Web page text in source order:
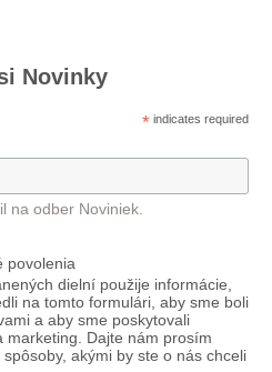
Novinky
* indicates required
na odber Noviniek.
povolenia
dielní použije informácie,
na tomto formulári, aby sme boli
a aby sme poskytovali
marketing. Dajte nám prosím
akými by ste o nás chceli